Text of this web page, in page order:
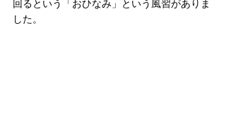
回るという「おひなみ」という風習がありま
した。